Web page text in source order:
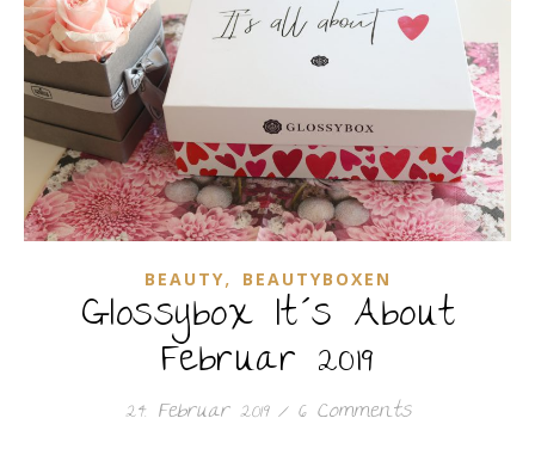
BEAUTY, BEAUTYBOXEN
Glossybox It´s About
Februar 2019
24. Februar 2019 / 6 Comments